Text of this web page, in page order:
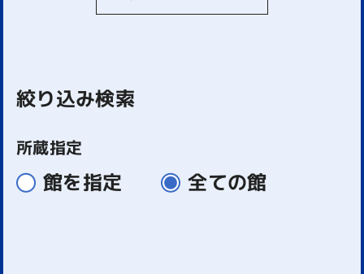
絞り込み検索
所蔵指定
館を指定 全ての館